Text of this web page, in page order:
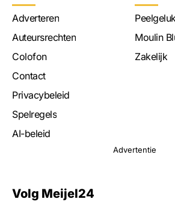
Adverteren
Auteursrechten
Colofon
Contact
Privacybeleid
Spelregels
AI-beleid
Peelgeluk
Moulin
Zakelijk
Advertentie
Volg Meijel24